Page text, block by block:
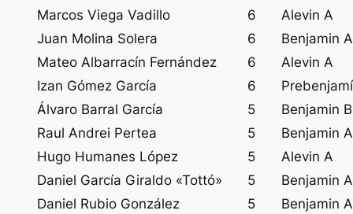
Marcos Viega Vadillo
6
Alevin A
Juan Molina Solera
6
Benjamin A
Mateo Albarracín Fernández
6
Alevin A
Izan Gómez García
6
Álvaro Barral García
5
Benjamin B
Raul Andrei Pertea
5
Benjamin A
Hugo Humanes López
5
Alevin A
Daniel García Giraldo «Tottó»
5
Benjamin A
Daniel Rubio González
5
Benjamin A